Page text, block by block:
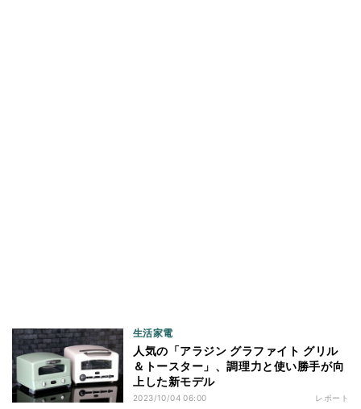
生活家電
人気の「アラジン グラファイト グリル
＆トースター」、調理力と使い勝手が向
上した新モデル
2023/10/04 06:00 レポート